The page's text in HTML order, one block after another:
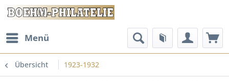
Menü
Übersicht 1923-1932